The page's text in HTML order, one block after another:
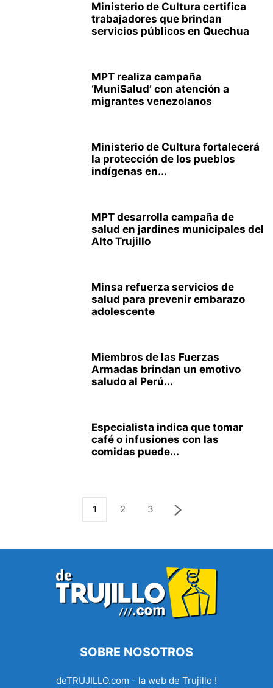
Ministerio de Cultura certifica
trabajadores que brindan
servicios públicos en Quechua
MPT realiza campaña
‘MuniSalud’ con atención a
migrantes venezolanos
Ministerio de Cultura fortalecerá
la protección de los pueblos
indígenas en...
MPT desarrolla campaña de
salud en jardines municipales del
Alto Trujillo
Minsa refuerza servicios de
salud para prevenir embarazo
adolescente
Miembros de las Fuerzas
Armadas brindan un emotivo
saludo al Perú...
Especialista indica que tomar
café o infusiones con las
comidas puede...
1 2 3
SOBRE NOSOTROS
deTRUJILLO.com - la web de Trujillo !